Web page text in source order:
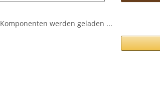
Komponenten werden geladen ...